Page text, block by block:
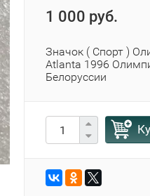
1 000 руб.
Значок ( Спорт )
Atlanta 1996
Белоруссии